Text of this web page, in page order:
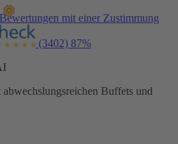
mit einer Zustimmung
(3402) 87%
Buffets und